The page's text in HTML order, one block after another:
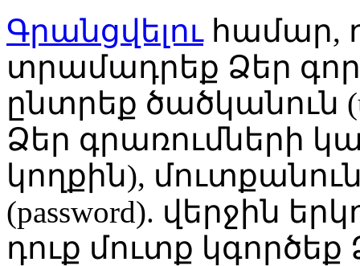
Գրանցվելուհամար,
տրամադրեք Ձեր
ընտրեք ծածկանուն
Ձեր գրառումների
կողքին),
(password). վերջին
դուք մուտք